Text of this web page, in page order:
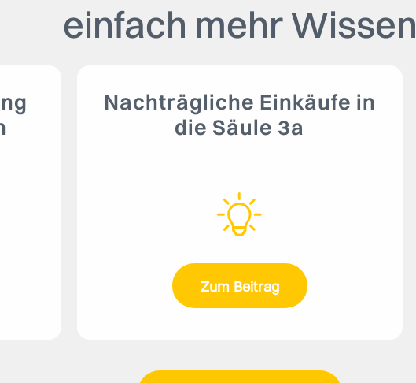
einfach mehr
Nachträgliche Einkäufe in
die Säule 3a
Zum Beitrag